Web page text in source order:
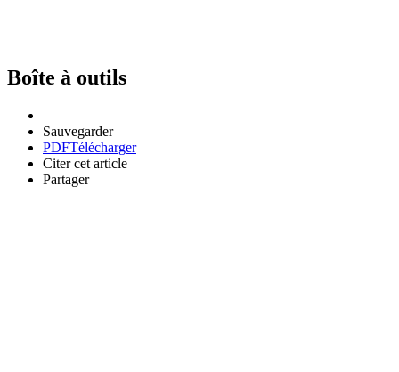
Boîte à outils
Sauvegarder
PDFTélécharger
Citer cet article
Partager